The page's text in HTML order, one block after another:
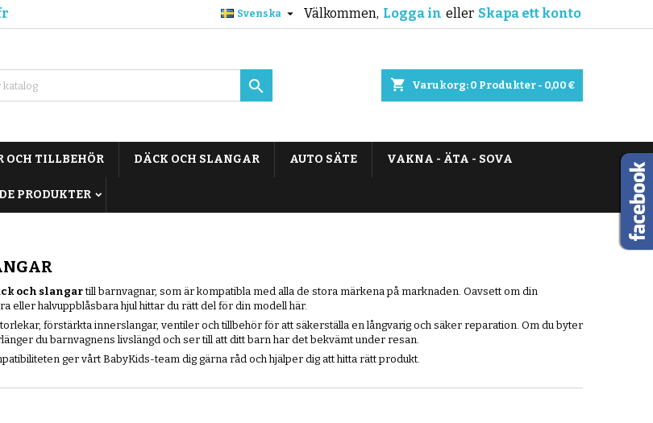
Välkommen, Logga in eller Skapa ett konto
Svenska 
shopping_cart Varukorg: 0 Produkter - 0,00 €

OCH TILLBEHÖR DÄCK OCH SLANGAR AUTO SÄTE VAKNA - ÄTA - SOVA
PRODUKTER
och slangartill barnvagnar, som är kompatibla med alla de stora märkena på marknaden. Oavsett om din
eller halvuppblåsbara hjul hittar du rätt del för din modell här.
förstärkta innerslangar, ventiler och tillbehör för att säkerställa en långvarig och säker reparation. Om du byter
du barnvagnens livslängd och ser till att ditt barn har det bekvämt under resan.
ger vårt BabyKids-team dig gärna råd och hjälper dig att hitta rätt produkt.